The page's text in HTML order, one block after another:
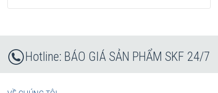
BÁO GIÁ SẢN PHẨM SKF 24/7